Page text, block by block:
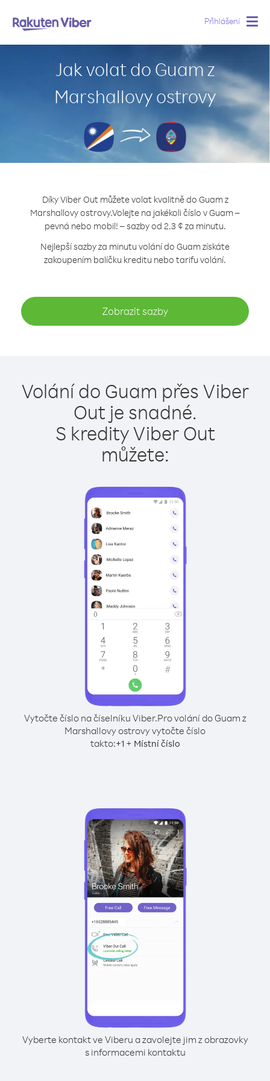
Přihlášení
Jak volat do Guam z
Marshallovy ostrovy
Díky Viber Out můžete volat kvalitně do Guam z
Marshallovy ostrovy.Volejte na jakékoli číslo v Guam –
pevná nebo mobil! – sazby od 2.3 ¢ za minutu.
Nejlepší sazby za minutu volání do Guam získáte
zakoupením balíčku kreditu nebo tarifu volání.
Zobrazit sazby
Volání do Guam přes Viber
Out je snadné.
S kredity Viber Out
můžete:
Vytočte číslo na číselníku Viber.Pro volání do Guam z
Marshallovy ostrovy vytočte číslo
takto:+1+ Místní číslo
Vyberte kontakt ve Viberu a zavolejte jim z obrazovky
s informacemi kontaktu